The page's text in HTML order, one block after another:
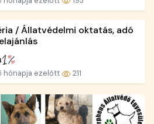
/ Állatvédelmi oktatás, adó
hónapja ezelőtt 211